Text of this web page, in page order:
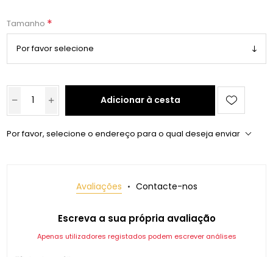
Tamanho *
Adicionar à cesta
Por favor, selecione o endereço para o qual deseja enviar
Avaliações Contacte-nos
Escreva a sua própria avaliação
Apenas utilizadores registados podem escrever análises